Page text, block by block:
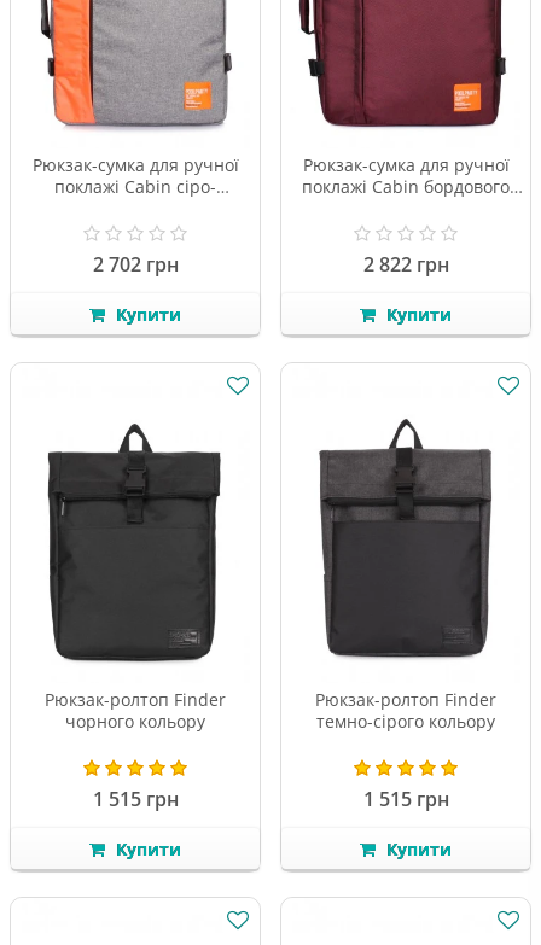
Рюкзак-сумка для ручної
поклажі Cabin сіро-
2 702 грн
Купити
Рюкзак-сумка для ручної
поклажі Cabin бордового
2 822 грн
Купити
Рюкзак-ролтоп Finder
чорного кольору
1 515 грн
Купити
Рюкзак-ролтоп Finder
темно-сірого кольору
1 515 грн
Купити